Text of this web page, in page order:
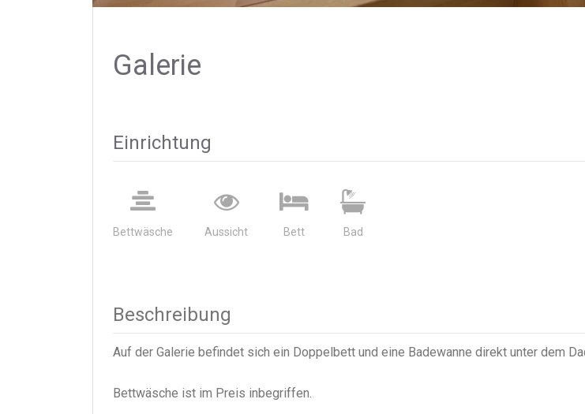
Galerie
Einrichtung
Bettwäsche Aussicht Bett Bad
Beschreibung
Auf der Galerie befindet sich ein Doppelbett und eine Badewanne direkt unter dem
Bettwäsche ist im Preis inbegriffen.